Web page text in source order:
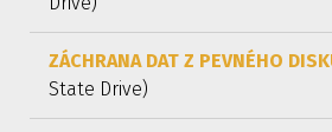
ZÁCHRANA DAT Z PEVNÉHO
State Drive)